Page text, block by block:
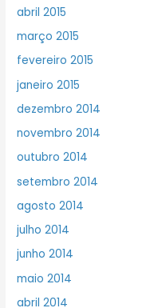
abril 2015
março 2015
fevereiro 2015
janeiro 2015
dezembro 2014
novembro 2014
outubro 2014
setembro 2014
agosto 2014
julho 2014
junho 2014
maio 2014
abril 2014